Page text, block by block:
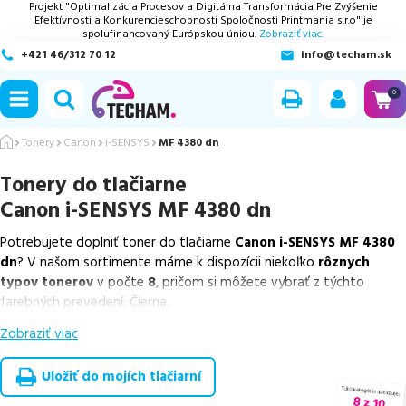
Projekt "Optimalizácia Procesov a Digitálna Transformácia Pre Zvýšenie
Efektívnosti a Konkurencieschopnosti Spoločnosti Printmania s.r.o" je
spolufinancovaný Európskou úniou. Zobraziť viac.
+421 46/312 70 12
info@techam.sk
0
Tonery Canon i-SENSYS MF 4380 dn
Tonery do tlačiarne
Canon i-SENSYS MF 4380 dn
Potrebujete doplniť toner do tlačiarne Canon i-SENSYS MF 4380
dn? V našom sortimente máme k dispozícii niekoľko rôznych
typov tonerovv počte 8, pričom si môžete vybrať z týchto
farebných prevedení: Čierna.
Z uvedeného množstva dostupných náplní
náplnev počte1ks, ako ajcenovo výhodnejšie alternatívy,
ktoré plne zachovávajú kvalitu tlače
overené náhrady v rôznych triedach
, medzi ktoré patríšpičková
Zobraziť viac
Uložiť do mojích tlačiarní